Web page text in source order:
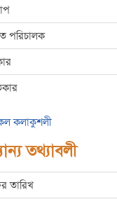
পরিচালক
কলাকুশলী
তথ্যাবলী
তারিখ